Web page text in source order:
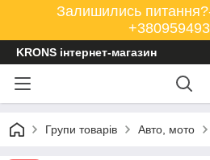
Залишились
KRONS інтернет-магазин
Групи товарів Авто, мото